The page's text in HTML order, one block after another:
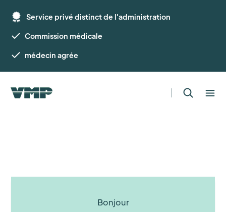
Service privé distinct de l'administration
Commission médicale
médecin agrée
Bonjour